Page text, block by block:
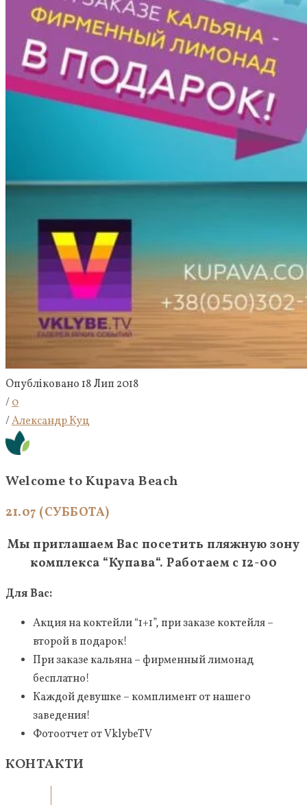
Опубліковано 18 Лип 2018
/0
/Александр Куц
Welcome to Kupava Beach
21.07 (СУББОТА)
Мы приглашаем Вас посетить пляжную зону
комплекса “Купава“. Работаем с 12-00
Для Вас:
Акция на коктейли “1+1”, при заказе коктейля –
второй в подарок!
При заказе кальяна – фирменный лимонад
бесплатно!
Каждой девушке – комплимент от нашего
заведения!
Фотоотчет от VklybeTV
КОНТАКТИ